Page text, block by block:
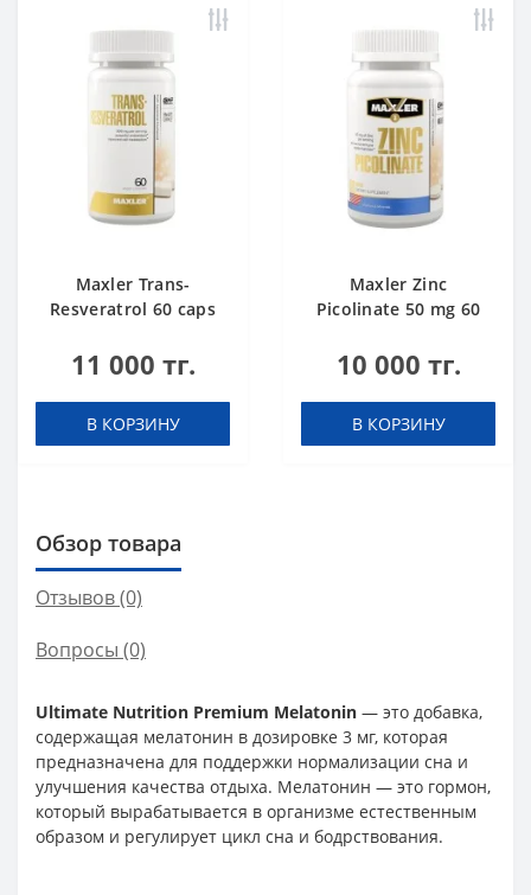
Maxler Trans-
Resveratrol 60 caps
11 000 тг.
В КОРЗИНУ
Maxler Zinc
Picolinate 50 mg 60
10 000 тг.
В КОРЗИНУ
Обзор товара
Отзывов (0)
Вопросы (0)
Ultimate Nutrition Premium Melatonin — это добавка,
содержащая мелатонин в дозировке 3 мг, которая
предназначена для поддержки нормализации сна и
улучшения качества отдыха. Мелатонин — это гормон,
который вырабатывается в организме естественным
образом и регулирует цикл сна и бодрствования.